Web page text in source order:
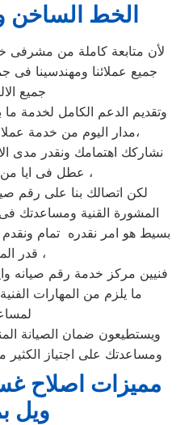
الخط الساخن
لأن متابعة كاملة من مشرفى
جميع عملائنا ومهندسينا
جميع
وتقديم الدعم الكامل لخدمة
مدار اليوم من خدمة عملاء وايت ويل فى الانفوشي،
نشاركك اهتمامك ونقدر مدى
عطل فى ايا من اجهزتنا المنزلية ،
لكن اتصالك بنا على رقم
المشورة القنية ومساعدتك
بسيط هو امر نقدره تمام
قدر المستطاع ،
فنيين مركز خدمة رقم صيانه
ما يلزم من المهارات
ويستطيعون ضمان الصيانة
ومساعدتك على اجتياز الكثير
مميزات اصلاح
ويل